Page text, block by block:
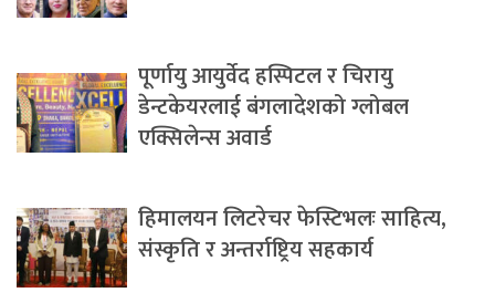
पूर्णायु आयुर्वेद हस्पिटल र चिरायु
डेन्टकेयरलाई बंगलादेशको ग्लोबल
एक्सिलेन्स अवार्ड
हिमालयन लिटरेचर फेस्टिभलः साहित्य,
संस्कृति र अन्तर्राष्ट्रिय सहकार्य